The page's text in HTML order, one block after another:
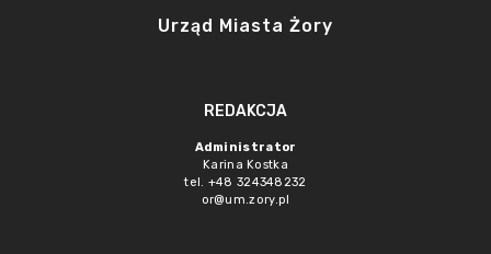
Urząd Miasta Żory
REDAKCJA
Administrator
Karina Kostka
tel. +48 324348232
or@um.zory.pl